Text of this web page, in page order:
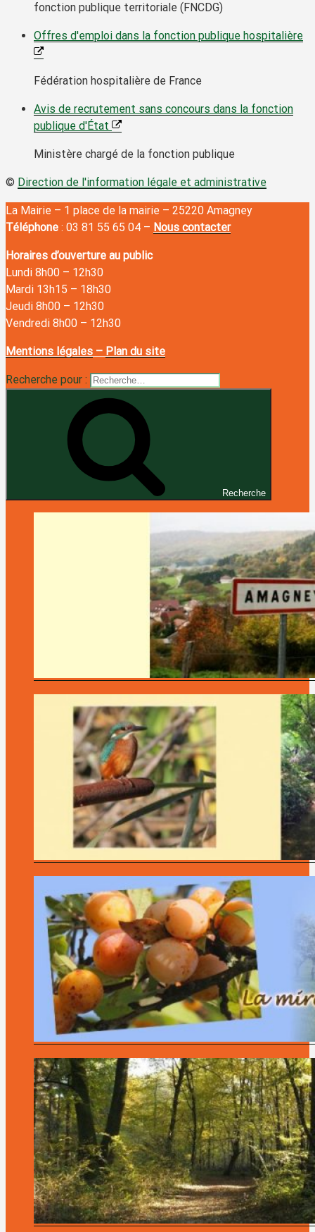
fonction publique territoriale (FNCDG)
Offres d'emploi dans la fonction publique hospitalière
Fédération hospitalière de France
Avis de recrutement sans concours dans la fonction
publique d'État
Ministère chargé de la fonction publique
© Direction de l'information légale et administrative
La Mairie – 1 place de la mairie – 25220 Amagney
Téléphone : 03 81 55 65 04 – Nous contacter
Horaires d’ouverture au public
Lundi 8h00 – 12h30
Mardi 13h15 – 18h30
Jeudi 8h00 – 12h30
Vendredi 8h00 – 12h30
Mentions légales – Plan du site
Recherche pour :
Recherche